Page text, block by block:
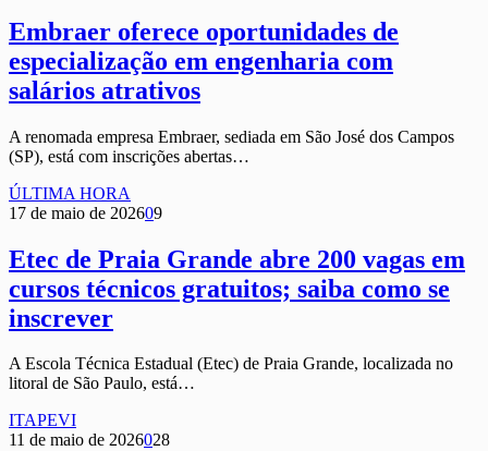
Embraer oferece oportunidades de
especialização em engenharia com
salários atrativos
A renomada empresa Embraer, sediada em São José dos Campos
(SP), está com inscrições abertas…
ÚLTIMA HORA
17 de maio de 202609
Etec de Praia Grande abre 200 vagas em
cursos técnicos gratuitos; saiba como se
inscrever
A Escola Técnica Estadual (Etec) de Praia Grande, localizada no
litoral de São Paulo, está…
ITAPEVI
11 de maio de 2026028